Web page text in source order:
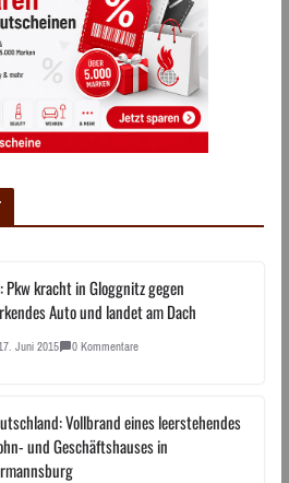
Pkw kracht in Gloggnitz gegen
Auto und landet am Dach
Juni 2015 0 Kommentare
Vollbrand eines leerstehendes
und Geschäftshauses in